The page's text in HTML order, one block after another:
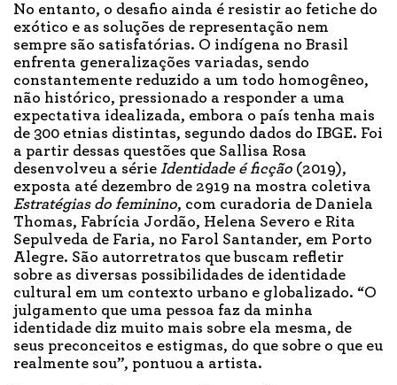
No entanto, o desafio ainda é resistir ao fetiche do
exótico e as soluções de representação nem
sempre são satisfatórias. O indígena no Brasil
enfrenta generalizações variadas, sendo
constantemente reduzido a um todo homogêneo,
não histórico, pressionado a responder a uma
expectativa idealizada, embora o país tenha mais
de 300 etnias distintas, segundo dados do IBGE. Foi
a partir dessas questões que Sallisa Rosa
desenvolveu a série Identidade é ficção (2019),
exposta até dezembro de 2919 na mostra coletiva
Estratégias do feminino, com curadoria de Daniela
Thomas, Fabrícia Jordão, Helena Severo e Rita
Sepulveda de Faria, no Farol Santander, em Porto
Alegre. São autorretratos que buscam refletir
sobre as diversas possibilidades de identidade
cultural em um contexto urbano e globalizado. “O
julgamento que uma pessoa faz da minha
identidade diz muito mais sobre ela mesma, de
seus preconceitos e estigmas, do que sobre o que eu
realmente sou”, pontuou a artista.